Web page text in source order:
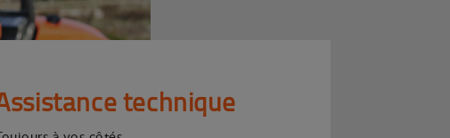
technique